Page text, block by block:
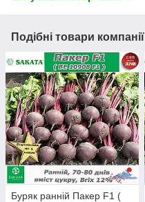
Подібні товари компанії
Буряк ранній Пакер F1 (